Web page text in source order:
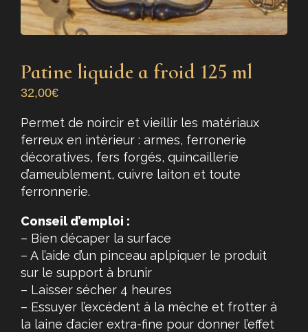
Patine liquide a froid 125 ml
32,00€
Permet de noircir et vieillir les matériaux
ferreux en intérieur : armes, ferronerie
décoratives, fers forgés, quincaillerie
d’ameublement, cuivre laiton et toute
ferronnerie.
Conseil d’emploi :
– Bien décaper la surface
– A l’aide d’un pinceau aplpiquer le produit
sur le support à brunir
– Laisser sécher 4 heures
– Essuyer l’excédent à la mèche et frotter à
la laine d’acier extra-fine pour donner l’effet